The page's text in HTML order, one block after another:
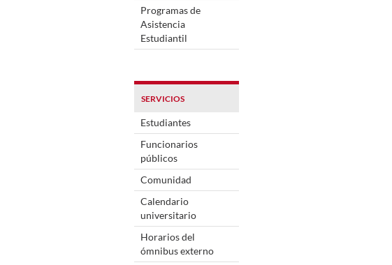
Programas de
Asistencia
Estudiantil
SERVICIOS
Estudiantes
Funcionarios
públicos
Comunidad
Calendario
universitario
Horarios del
ómnibus externo